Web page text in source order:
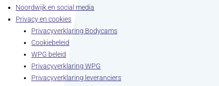
Noordwijk en social media
Privacy en cookies
Privacyverklaring Bodycams
Cookiebeleid
WPG beleid
Privacyverklaring WPG
Privacyverklaring leveranciers